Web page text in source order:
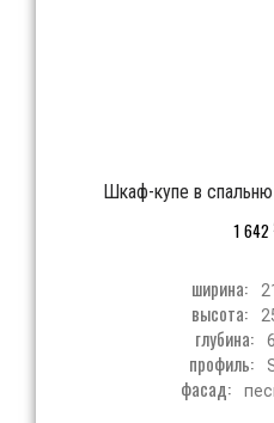
Шкаф-купе в
1 642
ширина:
высота:
глубина:
профиль:
фасад: